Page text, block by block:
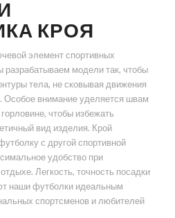
КРОЯ
элемент спортивных
модели так, чтобы
тела, не сковывая движения
Особое внимание уделяется швам
чтобы избежать
вид изделия. Крой
с другой спортивной
удобство при
Легкость, точность посадки
наши футболки идеальным
спортсменов и любителей